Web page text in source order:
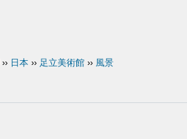
›› 日本 ›› 足立美術館 ›› 風景